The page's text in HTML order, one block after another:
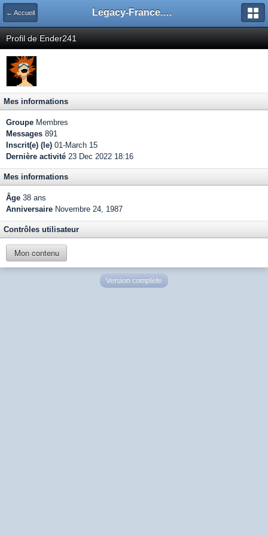
← Accueil Legacy-France.org - Forum
Profil de Ender241
Mes informations
Groupe Membres
Messages 891
Inscrit(e) (le) 01-March 15
Dernière activité 23 Dec 2022 18:16
Mes informations
Âge 38 ans
Anniversaire Novembre 24, 1987
Contrôles utilisateur
Mon contenu
Version complète